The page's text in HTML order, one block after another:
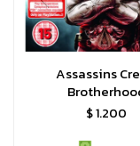
Assassins
$1.200